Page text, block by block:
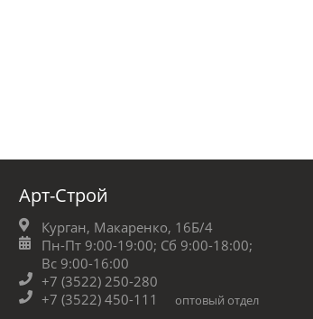
Арт-Строй
Курган, Макаренко, 16Б/4
Пн-Пт 9:00-19:00; Сб 9:00-18:00;
Вс 9:00-16:00
+7 (3522) 250-280
+7 (3522) 450-111
оптовый отдел